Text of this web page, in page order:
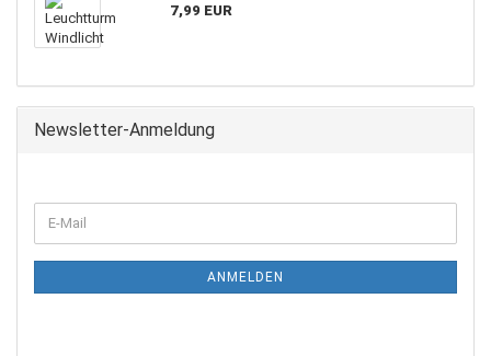
7,99 EUR
Newsletter-Anmeldung
ANMELDEN